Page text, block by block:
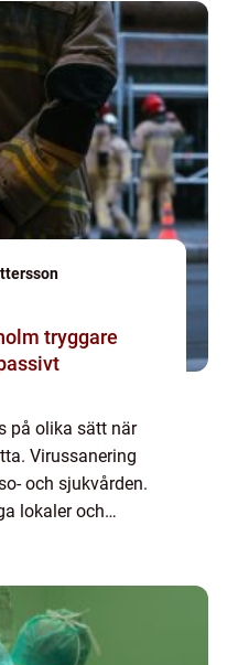
på olika sätt när
Virussanering
och sjukvården.
lokaler och